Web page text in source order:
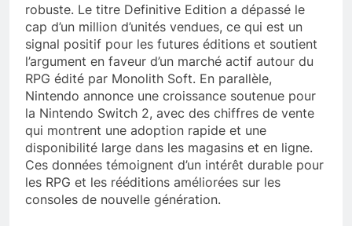
robuste. Le titre Definitive Edition a dépassé le
cap d’un million d’unités vendues, ce qui est un
signal positif pour les futures éditions et soutient
l’argument en faveur d’un marché actif autour du
RPG édité par Monolith Soft. En parallèle,
Nintendo annonce une croissance soutenue pour
la Nintendo Switch 2, avec des chiffres de vente
qui montrent une adoption rapide et une
disponibilité large dans les magasins et en ligne.
Ces données témoignent d’un intérêt durable pour
les RPG et les rééditions améliorées sur les
consoles de nouvelle génération.